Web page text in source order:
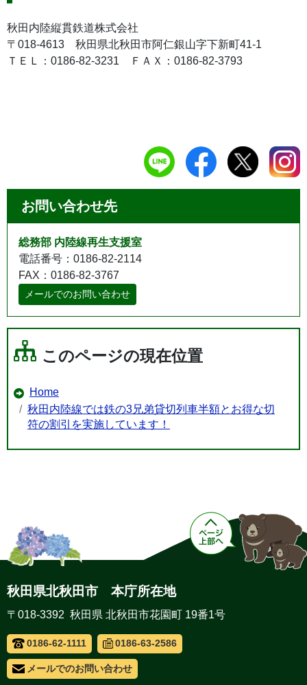
秋田内陸縦貫鉄道株式会社
〒018-4613 秋田県北秋田市阿仁銀山字下新町41-1
ＴＥＬ：0186-82-3231 ＦＡＸ：0186-82-3793
お問い合わせ先
総務部 内陸線再生支援室
電話番号：0186-82-2114
FAX：0186-82-3767
メールでのお問い合わせ
このページの現在位置
Home
秋田内陸線では鉄の3兄弟貸切列車半額とお得な切
符の割引を実施しています！
秋田県北秋田市 本庁所在地
〒018-3392 秋田県 北秋田市花園町 19番1号
0186-62-1111 0186-63-2586
メールでのお問い合わせ